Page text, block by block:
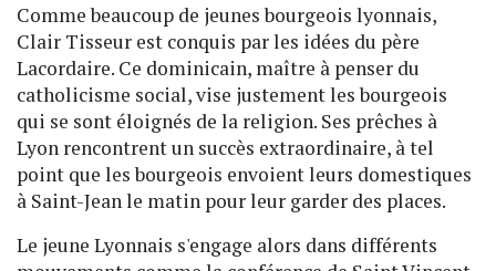
Comme beaucoup de jeunes bourgeois lyonnais,
Clair Tisseur est conquis par les idées du père
Lacordaire. Ce dominicain, maître à penser du
catholicisme social, vise justement les bourgeois
qui se sont éloignés de la religion. Ses prêches à
Lyon rencontrent un succès extraordinaire, à tel
point que les bourgeois envoient leurs domestiques
à Saint-Jean le matin pour leur garder des places.
Le jeune Lyonnais s'engage alors dans différents